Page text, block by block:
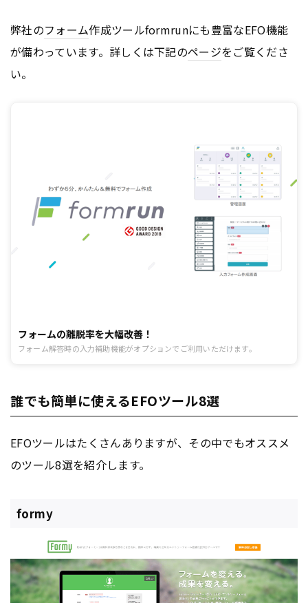
弊社のフォーム作成ツールformrunにも豊富なEFO機能
が備わっています。詳しくは下記のページをご覧くださ
い。
フォームの離脱率を大幅改善！
フォーム解答時の入力補助機能がオプションでご利用いただけます。
誰でも簡単に使えるEFOツール8選
EFOツールはたくさんありますが、その中でもオススメ
のツール8選を紹介します。
formy